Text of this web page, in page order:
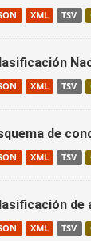
XML TSV
XML TSV
de
XML TSV
de
XML TSV